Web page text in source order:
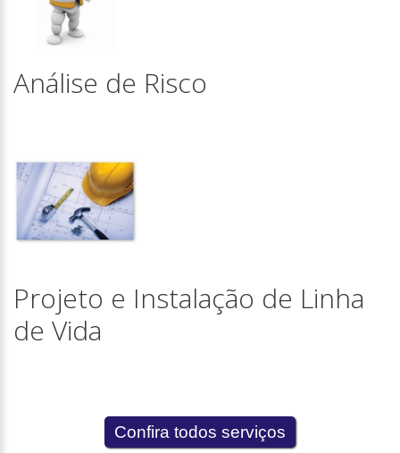
Análise de Risco
Projeto e Instalação de Linha
de Vida
Confira todos serviços